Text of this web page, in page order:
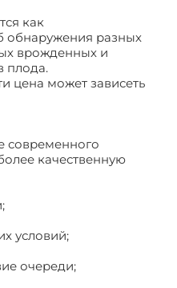
как
обнаружения разных
врожденных и
плода.
цена может зависеть
современного
качественную
условий;
очереди;